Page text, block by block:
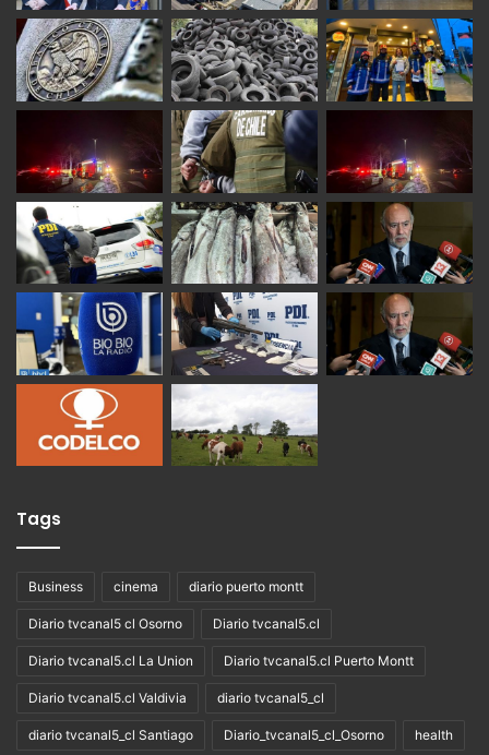
Tags
Business cinema diario puerto montt
Diario tvcanal5 cl Osorno Diario tvcanal5.cl
Diario tvcanal5.cl La Union Diario tvcanal5.cl Puerto Montt
Diario tvcanal5.cl Valdivia diario tvcanal5_cl
diario tvcanal5_cl Santiago Diario_tvcanal5_cl_Osorno health